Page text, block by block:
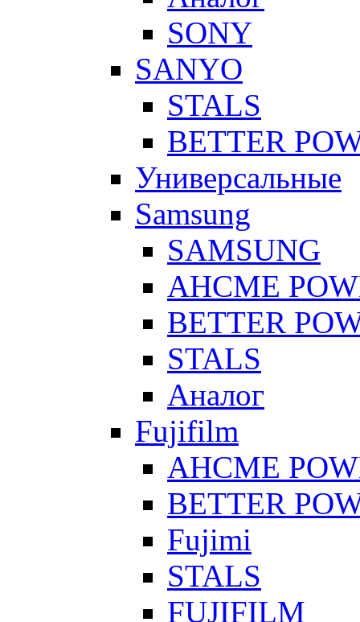
SONY
SANYO
STALS
BETTER
Универсальные
Samsung
SAMSUNG
AHCME
BETTER
STALS
Аналог
Fujifilm
AHCME
BETTER
Fujimi
STALS
FUJIFILM